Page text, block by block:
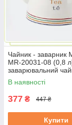
Чайник - заварник
MR-20031-08 (0,8
заварювальний
Маестро |
Маестро
В наявності
377 ₴ 447 ₴
Купити